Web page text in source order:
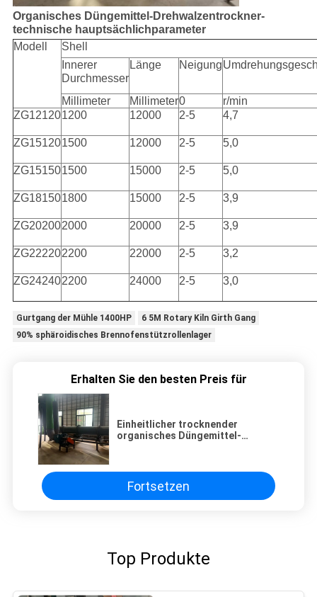
Organisches Düngemittel-Drehwalzentrockner-
technische hauptsächlichparameter
Modell
Shell
Innerer
Durchmesser
Länge Neigung
Millimeter Millimeter0
r/min
ZG121201200 12000 2-5 4,7
ZG151201500 12000 2-5 5,0
ZG151501500 15000 2-5 5,0
ZG181501800 15000 2-5 3,9
ZG202002000 20000 2-5 3,9
ZG222202200 22000 2-5 3,2
ZG242402200 24000 2-5 3,0
Gurtgang der Mühle 1400HP
6 5M Rotary Kiln Girth Gang
90% sphäroidisches Brennofenstützrollenlager
Erhalten Sie den besten Preis für
Einheitlicher trocknender
organisches Düngemittel-
Wiederverwertung
Fortsetzen
Top Produkte